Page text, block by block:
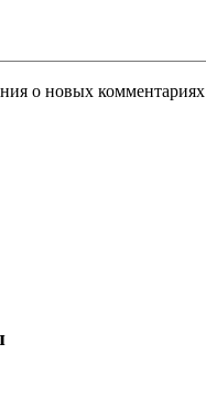
о новых комментариях